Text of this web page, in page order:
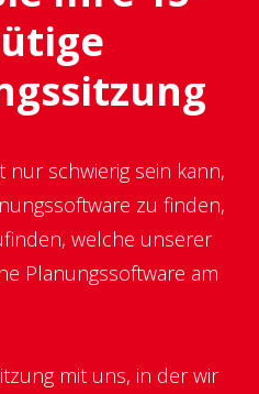
nur schwierig sein kann,
zu finden,
welche unserer
Planungssoftware am
mit uns, in der wir